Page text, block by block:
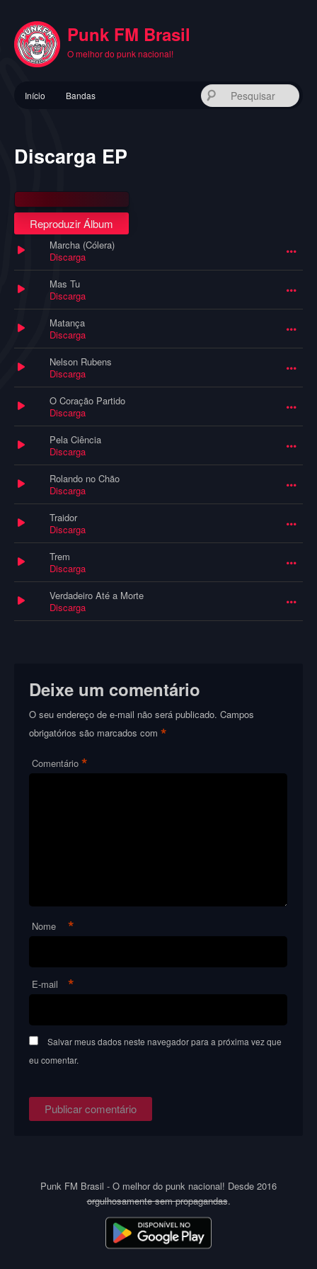
conteúdo
principal
Punk FM Brasil
O melhor do punk nacional!
principal
Início Bandas
Discarga EP
Reproduzir Álbum
Marcha (Cólera)
Discarga
Mas Tu
Discarga
Matança
Discarga
Nelson Rubens
Discarga
O Coração Partido
Discarga
Pela Ciência
Discarga
Rolando no Chão
Discarga
Traidor
Discarga
Trem
Discarga
Verdadeiro Até a Morte
Discarga
Deixe um comentário
O seu endereço de e-mail não será publicado. Campos
obrigatórios são marcados com*
Comentário *
Nome *
E-mail *
Salvar meus dados neste navegador para a próxima vez que
eu comentar.
Punk FM Brasil - O melhor do punk nacional! Desde 2016
orgulhosamente sem propagandas.